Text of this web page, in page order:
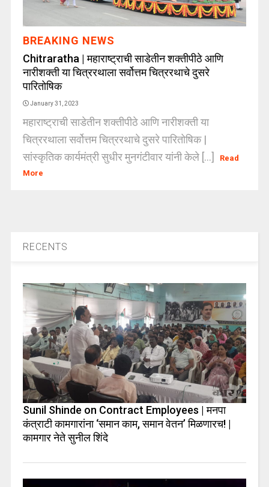
BREAKING NEWS
Chitraratha | महाराष्ट्राची साडेतीन शक्तीपीठे आणि
नारीशक्ती या चित्ररथाला सर्वोत्तम चित्ररथाचे दुसरे
पारितोषिक
January 31, 2023
महाराष्ट्राची साडेतीन शक्तीपीठे आणि नारीशक्ती या
चित्ररथाला सर्वोत्तम चित्ररथाचे दुसरे पारितोषिक |
सांस्कृतिक कार्यमंत्री सुधीर मुनगंटीवार यांनी केले [...]
Read
More
RECENTS
Sunil Shinde on Contract Employees | मनपा
कंत्राटी कामगारांना ‘समान काम, समान वेतन’ मिळणारच! |
कामगार नेते सुनील शिंदे